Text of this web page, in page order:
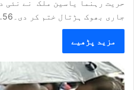
جاری بھوک ہڑتال ختم کر دی۔56…
مزید پڑھیے